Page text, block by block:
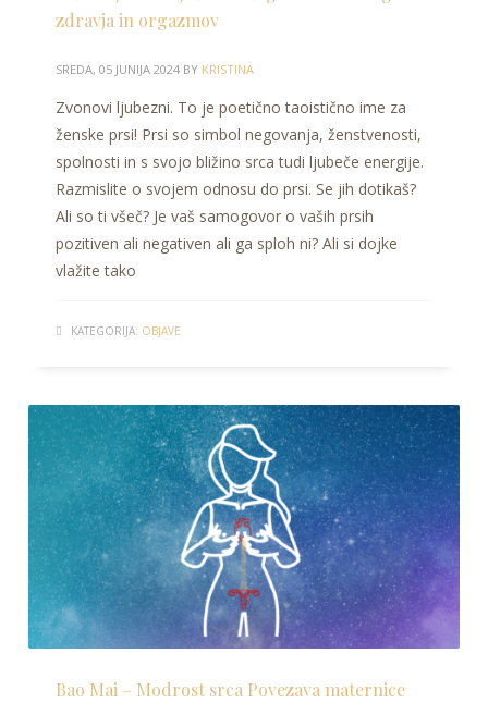
zdravja in orgazmov
SREDA, 05 JUNIJA 2024 BY KRISTINA
Zvonovi ljubezni. To je poetično taoistično ime za
ženske prsi! Prsi so simbol negovanja, ženstvenosti,
spolnosti in s svojo bližino srca tudi ljubeče energije.
Razmislite o svojem odnosu do prsi. Se jih dotikaš?
Ali so ti všeč? Je vaš samogovor o vaših prsih
pozitiven ali negativen ali ga sploh ni? Ali si dojke
vlažite tako
KATEGORIJA: OBJAVE
Bao Mai – Modrost srca Povezava maternice